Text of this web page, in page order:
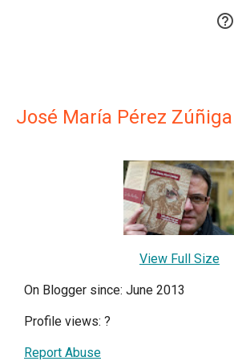

José María Pérez Zúñiga
View Full Size
On Blogger since: June 2013
Profile views: ?
Report Abuse